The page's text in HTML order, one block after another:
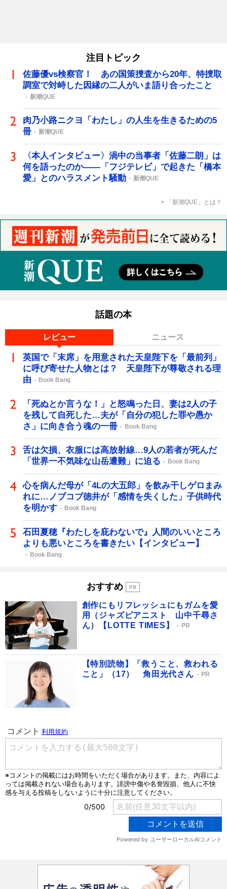
注目トピック
佐藤優vs検察官！ あの国策捜査から20年、特捜取
調室で対峙した因縁の二人がいま語り合ったこと
新潮QUE
肉乃小路ニクヨ「わたし」の人生を生きるための5
冊
新潮QUE
〈本人インタビュー〉渦中の当事者「佐藤二朗」は
何を語ったのか――「フジテレビ」で起きた「橋本
愛」とのハラスメント騒動
新潮QUE
「新潮QUE」とは？
話題の本
レビュー ニュース
英国で「末席」を用意された天皇陛下を「最前列」
に呼び寄せた人物とは？ 天皇陛下が尊敬される理
由
Book Bang
「死ぬとか言うな！」と怒鳴った日、妻は2人の子
を残して自死した…夫が「自分の犯した罪や愚か
さ」に向き合う魂の一冊
Book Bang
舌は欠損、衣服には高放射線…9人の若者が死んだ
「世界一不気味な山岳遭難」に迫る
Book Bang
心を病んだ母が「4Lの大五郎」を飲み干しゲロまみ
れに…ノブコブ徳井が「感情を失くした」子供時代
を明かす
Book Bang
石田夏穂『わたしを庇わないで』人間のいいところ
よりも悪いところを書きたい【インタビュー】
Book Bang
おすすめ
創作にもリフレッシュにもガムを愛
用（ジャズピアニスト 山中千尋さ
ん）【LOTTE TIMES】
PR
【特別読物】「救うこと、救われる
こと」（17） 角田光代さん
PR